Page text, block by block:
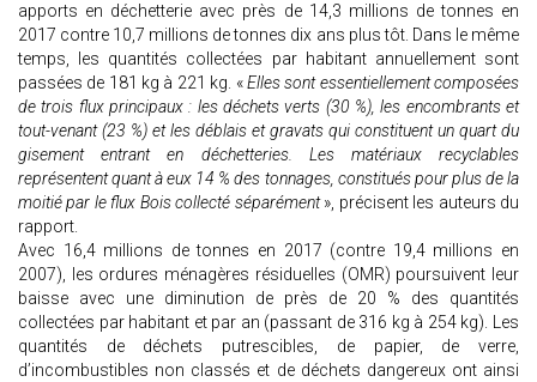
apports en déchetterie avec près de 14,3 millions de tonnes en
2017 contre 10,7 millions de tonnes dix ans plus tôt. Dans le même
temps, les quantités collectées par habitant annuellement sont
passées de 181 kg à 221 kg. «Elles sont essentiellement composées
de trois flux principaux : les déchets verts (30 %), les encombrants et
tout-venant (23 %) et les déblais et gravats qui constituent un quart du
gisement entrant en déchetteries. Les matériaux recyclables
représentent quant à eux 14 % des tonnages, constitués pour plus de la
moitié par le flux Bois collecté séparément», précisent les auteurs du
rapport.
Avec 16,4 millions de tonnes en 2017 (contre 19,4 millions en
2007), les ordures ménagères résiduelles (OMR) poursuivent leur
baisse avec une diminution de près de 20 % des quantités
collectées par habitant et par an (passant de 316 kg à 254 kg). Les
quantités de déchets putrescibles, de papier, de verre,
d’incombustibles non classés et de déchets dangereux ont ainsi